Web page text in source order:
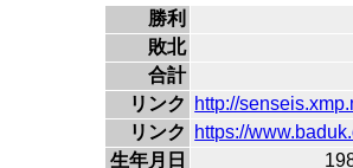
勝利
敗北
合計
リンク
http://
リンク
https://
生年月日